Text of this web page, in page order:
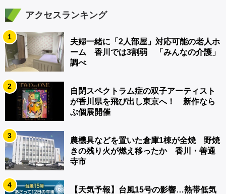
アクセスランキング
1
夫婦一緒に「2人部屋」対応可能の老人ホ
ーム 香川では3割弱 「みんなの介護」
調べ
2
自閉スペクトラム症の双子アーティスト
が香川県を飛び出し東京へ！ 新作なら
ぶ個展開催
3
農機具などを置いた倉庫1棟が全焼 野焼
きの残り火が燃え移ったか 香川・善通
寺市
4
【天気予報】台風15号の影響…熱帯低気